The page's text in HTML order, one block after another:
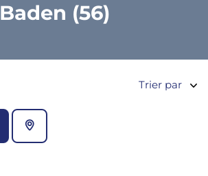
Baden (56)
Trier par